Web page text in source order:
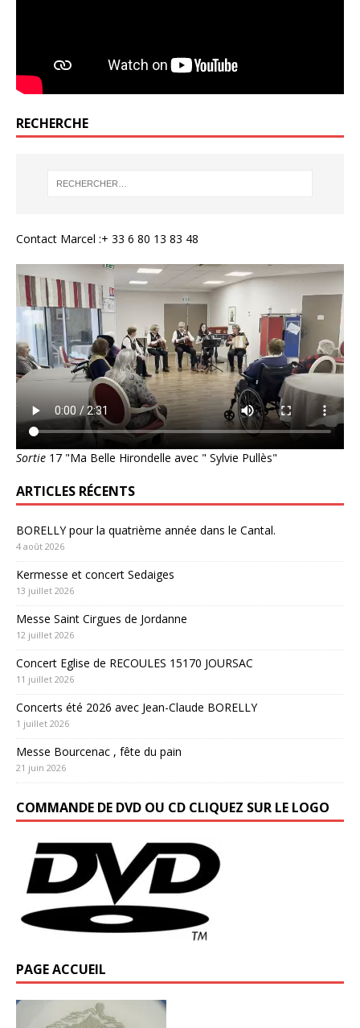
RECHERCHE
Contact Marcel :+ 33 6 80 13 83 48
Sortie 17 "Ma Belle Hirondelle avec " Sylvie Pullès"
ARTICLES RÉCENTS
BORELLY pour la quatrième année dans le Cantal.
4 août 2026
Kermesse et concert Sedaiges
13 juillet 2026
Messe Saint Cirgues de Jordanne
12 juillet 2026
Concert Eglise de RECOULES 15170 JOURSAC
11 juillet 2026
Concerts été 2026 avec Jean-Claude BORELLY
1 juillet 2026
Messe Bourcenac , fête du pain
21 juin 2026
COMMANDE DE DVD OU CD CLIQUEZ SUR LE LOGO
PAGE ACCUEIL